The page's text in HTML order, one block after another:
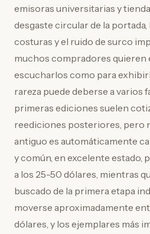
emisoras universitarias y
desgaste circular de la
costuras y el ruido de surco
muchos compradores quieren
escucharlos como para
rareza puede deberse a varios
primeras ediciones suelen
reediciones posteriores, pero
antiguo es automáticamente
y común, en excelente estado,
a los 25-50 dólares, mientras
buscado de la primera etapa
moverse aproximadamente
dólares, y los ejemplares más